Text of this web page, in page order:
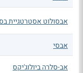
אבסולוט אסטרטגיית
אבסי
אב-סלרה ביולוג'יקס